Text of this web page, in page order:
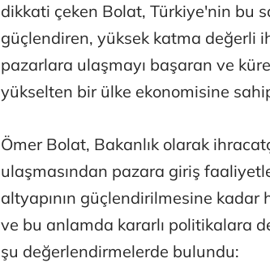
dikkati çeken Bolat, Türkiye'nin bu
güçlendiren, yüksek katma değerli
pazarlara ulaşmayı başaran ve
yükselten bir ülke ekonomisine
Ömer Bolat, Bakanlık olarak
ulaşmasından pazara giriş
altyapının güçlendirilmesine kadar
ve bu anlamda kararlı politikalara
şu değerlendirmelerde bulundu: